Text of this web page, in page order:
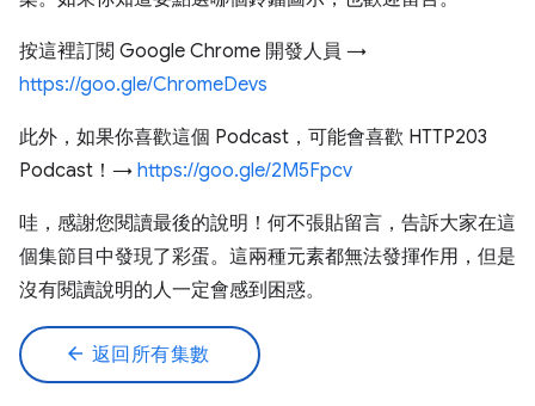
按這裡訂閱 Google Chrome 開發人員 →
https://goo.gle/ChromeDevs
此外，如果你喜歡這個 Podcast，可能會喜歡 HTTP203
Podcast！→ https://goo.gle/2M5Fpcv
哇，感謝您閱讀最後的說明！何不張貼留言，告訴大家在這
個集節目中發現了彩蛋。這兩種元素都無法發揮作用，但是
沒有閱讀說明的人一定會感到困惑。
arrow_back 返回所有集數